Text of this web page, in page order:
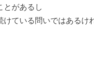
とがあるし
けている問いではあるけ